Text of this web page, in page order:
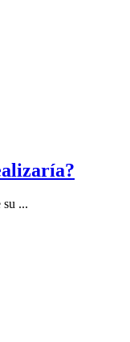
su ...